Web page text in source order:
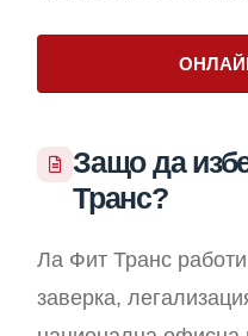
Защо да
Транс?
Ла Фит Транс
заверка,